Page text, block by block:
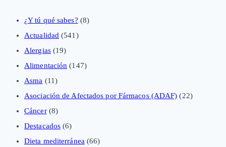
¿Y tú qué sabes? (8)
Actualidad (541)
Alergias(19)
Alimentación (147)
Asma (11)
Asociación de Afectados por Fármacos (ADAF) (22)
Cáncer(8)
Destacados (6)
Dieta mediterránea (66)